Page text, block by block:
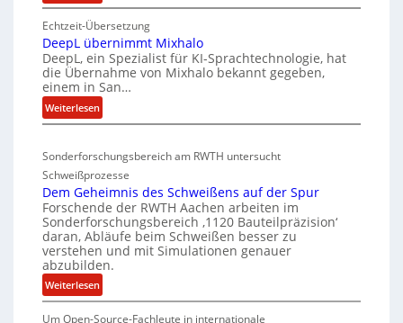
I
S
V
c
h
e
r
e
i
e
b
o
n
e
k
l
e
i
u
n
E
v
a
-
M
a
r
i
G
l
e
n
z
w
i
d
A
Echtzeit-Übersetzung
DeepL übernimmt Mixhalo
DeepL, ein Spezialist für KI-Sprachtechnologie, hat
die Übernahme von Mixhalo bekannt gegeben,
einem in San…
Weiterlesen:
D
e
p
L
ü
b
e
r
n
i
Sonderforschungsbereich am RWTH untersucht
Schweißprozesse
Dem Geheimnis des Schweißens auf der Spur
Forschende der RWTH Aachen arbeiten im
Sonderforschungsbereich ‚1120 Bauteilpräzision‘
daran, Abläufe beim Schweißen besser zu
verstehen und mit Simulationen genauer
abzubilden.
Weiterlesen:
D
e
Um Open-Source-Fachleute in internationale